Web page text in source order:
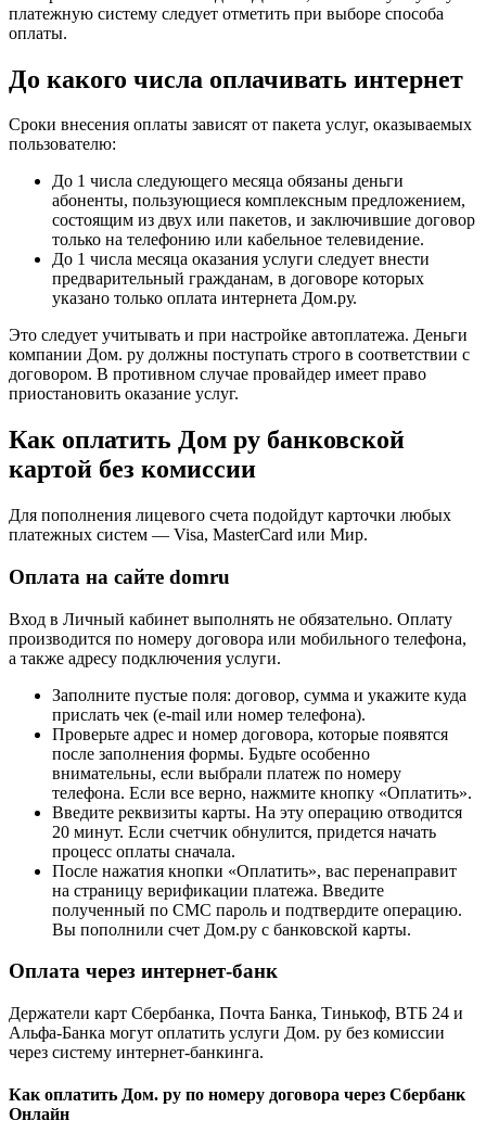
платежную систему следует отметить при выборе способа
оплаты.
До какого числа оплачивать интернет
Сроки внесения оплаты зависят от пакета услуг, оказываемых
пользователю:
До 1 числа следующего месяца обязаны деньги
абоненты, пользующиеся комплексным предложением,
состоящим из двух или пакетов, и заключившие договор
только на телефонию или кабельное телевидение.
До 1 числа месяца оказания услуги следует внести
предварительный гражданам, в договоре которых
указано только оплата интернета Дом.ру.
Это следует учитывать и при настройке автоплатежа. Деньги
компании Дом. ру должны поступать строго в соответствии с
договором. В противном случае провайдер имеет право
приостановить оказание услуг.
Как оплатить Дом ру банковской
картой без комиссии
Для пополнения лицевого счета подойдут карточки любых
платежных систем — Visa, MasterCard или Мир.
Оплата на сайте domru
Вход в Личный кабинет выполнять не обязательно. Оплату
производится по номеру договора или мобильного телефона,
а также адресу подключения услуги.
Заполните пустые поля: договор, сумма и укажите куда
прислать чек (e-mail или номер телефона).
Проверьте адрес и номер договора, которые появятся
после заполнения формы. Будьте особенно
внимательны, если выбрали платеж по номеру
телефона. Если все верно, нажмите кнопку «Оплатить».
Введите реквизиты карты. На эту операцию отводится
20 минут. Если счетчик обнулится, придется начать
процесс оплаты сначала.
После нажатия кнопки «Оплатить», вас перенаправит
на страницу верификации платежа. Введите
полученный по СМС пароль и подтвердите операцию.
Вы пополнили счет Дом.ру с банковской карты.
Оплата через интернет-банк
Держатели карт Сбербанка, Почта Банка, Тинькоф, ВТБ 24 и
Альфа-Банка могут оплатить услуги Дом. ру без комиссии
через систему интернет-банкинга.
Как оплатить Дом. ру по номеру договора через Сбербанк
Онлайн